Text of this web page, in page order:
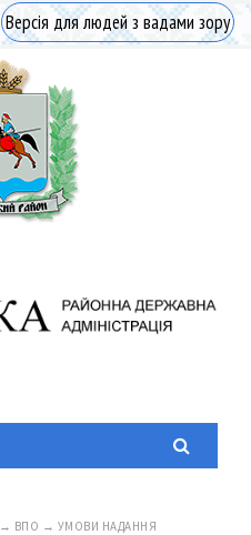
Версія для людей з вадами зору
→ ВПО → УМОВИ НАДАННЯ